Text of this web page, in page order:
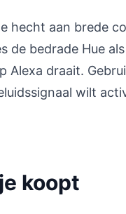
hecht aan brede
de bedrade Hue
draait.
wilt
koopt